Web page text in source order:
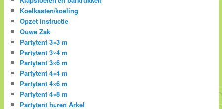
Koelkasten/koeling
Opzet instructie
Ouwe Zak
Partytent 3×3 m
Partytent 3×4 m
Partytent 3×6 m
Partytent 4×4 m
Partytent 4×6 m
Partytent 4×8 m
Partytent huren Arkel